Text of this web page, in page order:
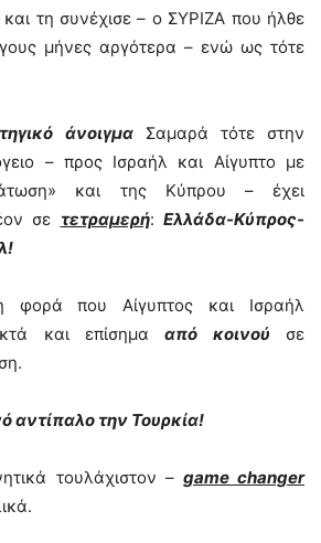
τη συνέχισε – ο ΣΥΡΙΖΑ που ήλθε
μήνες αργότερα – ενώ ως τότε
άνοιγμαΣαμαρά τότε στην
– προς Ισραήλ και Αίγυπτο με
και της Κύπρου – έχει
σε τετραμερή: Ελλάδα-Κύπρος-
φορά που Αίγυπτος και Ισραήλ
και επίσημααπό κοινού σε
αντίπαλο την Τουρκία!
τουλάχιστον – game changer